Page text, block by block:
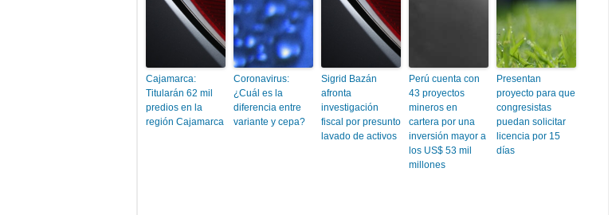
Cajamarca:
Titularán 62 mil
predios en la
región Cajamarca
Coronavirus:
¿Cuál es la
diferencia entre
variante y cepa?
Sigrid Bazán
afronta
investigación
fiscal por presunto
lavado de activos
Perú cuenta con
43 proyectos
mineros en
cartera por una
inversión mayor a
los US$ 53 mil
millones
Presentan
proyecto para que
congresistas
puedan solicitar
licencia por 15
días